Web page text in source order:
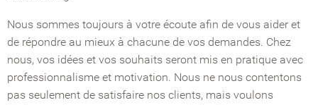
Nous sommes toujours à votre écoute afin de vous aider et
de répondre au mieux à chacune de vos demandes. Chez
nous, vos idées et vos souhaits seront mis en pratique avec
professionnalisme et motivation. Nous ne nous contentons
pas seulement de satisfaire nos clients, mais voulons